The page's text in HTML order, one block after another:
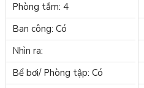
Phòng tắm: 4
Ban công: Có
Nhìn ra:
Bể bơi/ Phòng tập: Có